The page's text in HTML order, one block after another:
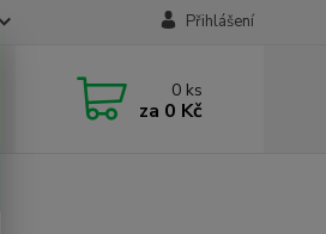
Přihlášení
0 ks
za 0 Kč